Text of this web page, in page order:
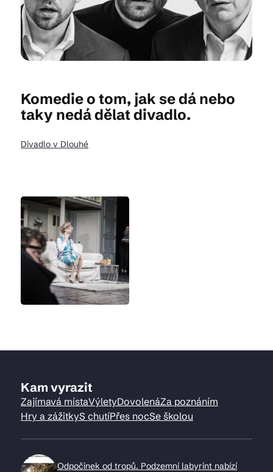
Kam vyrazit
Komedie o tom, jak se dá nebo
taky nedá dělat divadlo.
Divadlo v Dlouhé
Kam vyrazit
Zajímavá místaVýletyDovolenáZa poznáním
Hry a zážitkyS chutíPřes nocSe školou
Odpočinek od tropů. Podzemní labyrint nabízí